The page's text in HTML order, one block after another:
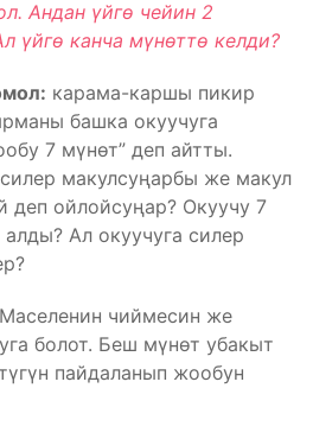
Андан үйгө чейин 2
үйгө канча мүнөттө келди?
карама-каршы пикир
башка окуучуга
7 мүнөт” деп айтты.
макулсуңарбы же макул
деп ойлойсуңар? Окуучу 7
Ал окуучуга силер
чиймесин же
болот. Беш мүнөт убакыт
пайдаланып жообун